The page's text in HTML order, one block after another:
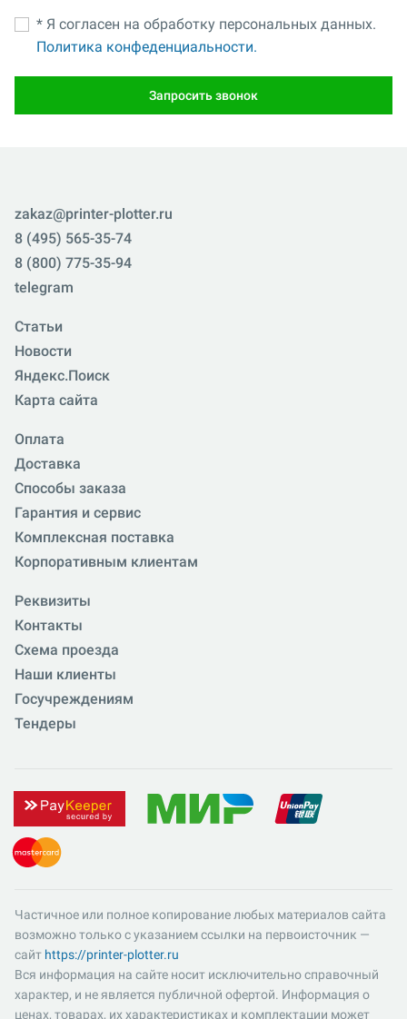
* Я согласен на обработку персональных данных.
Политика конфеденциальности.
Запросить звонок
zakaz@printer-plotter.ru
8 (495) 565-35-74
8 (800) 775-35-94
telegram
Статьи
Новости
Яндекс.Поиск
Карта сайта
Оплата
Доставка
Способы заказа
Гарантия и сервис
Комплексная поставка
Корпоративным клиентам
Реквизиты
Контакты
Схема проезда
Наши клиенты
Госучреждениям
Тендеры
Частичное или полное копирование любых материалов сайта
возможно только с указанием ссылки на первоисточник —
сайт https://printer-plotter.ru
Вся информация на сайте носит исключительно справочный
характер, и не является публичной офертой. Информация о
ценах, товарах, их характеристиках и комплектации может